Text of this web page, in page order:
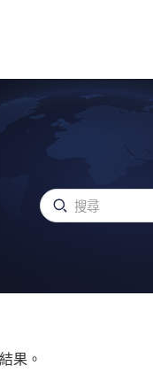
果。